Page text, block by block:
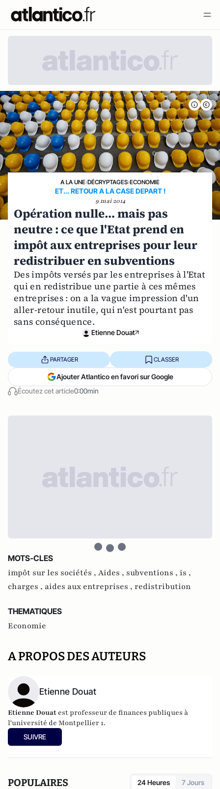
A LA UNE›DÉCRYPTAGES›ECONOMIE
ET... RETOUR A LA CASE DEPART !
9 mai 2014
Opération nulle… mais pas
neutre : ce que l'Etat prend en
impôt aux entreprises pour leur
redistribuer en subventions
Des impôts versés par les entreprises à l'Etat
qui en redistribue une partie à ces mêmes
entreprises : on a la vague impression d'un
aller-retour inutile, qui n'est pourtant pas
sans conséquence.
Etienne Douat
Écoutez cet article0:00min
PARTAGER CLASSER
Ajouter Atlantico en favori sur Google
MOTS-CLES
impôt sur les sociétés , Aides , subventions , is ,
charges , aides aux entreprises , redistribution
THEMATIQUES
Economie
A PROPOS DES AUTEURS
Etienne Douat
Etienne Douat est professeur de finances publiques à
l'université de Montpellier 1.
SUIVRE
POPULAIRES 24 Heures 7 Jours